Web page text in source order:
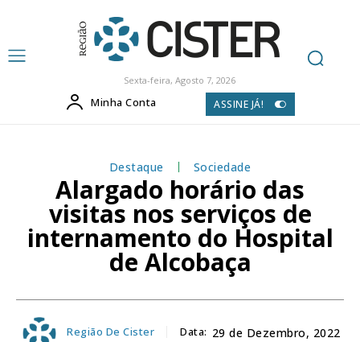
Sexta-feira, Agosto 7, 2026
Minha Conta ASSINE JÁ!
Destaque Sociedade
Alargado horário das
visitas nos serviços de
internamento do Hospital
de Alcobaça
Região De Cister Data: 29 de Dezembro, 2022